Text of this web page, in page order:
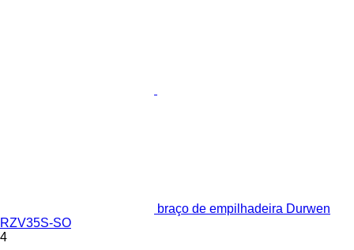
braço de empilhadeira Durwen
RZV35S-SO
4